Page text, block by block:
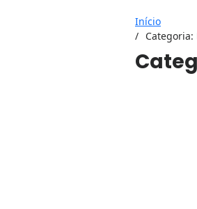
Início
Categoria: